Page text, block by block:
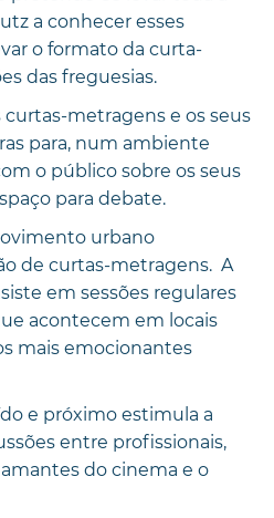
a conhecer esses
o formato da curta-
das freguesias.
curtas-metragens e os seus
para, num ambiente
o público sobre os seus
para debate.
urbano
de curtas-metragens. A
em sessões regulares
acontecem em locais
mais emocionantes
e próximo estimula a
entre profissionais,
do cinema e o